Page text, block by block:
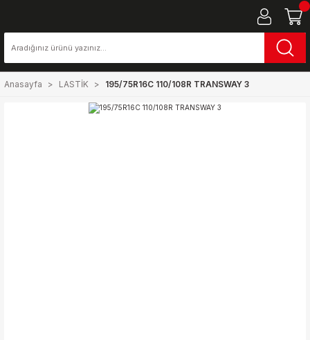
Anasayfa LASTİK 195/75R16C 110/108R TRANSWAY 3